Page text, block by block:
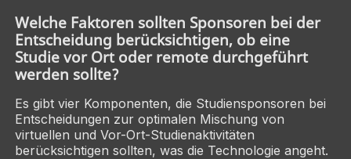
Welche Faktoren sollten Sponsoren bei der
Entscheidung berücksichtigen, ob eine
Studie vor Ort oder remote durchgeführt
werden sollte?
Es gibt vier Komponenten, die Studiensponsoren bei
Entscheidungen zur optimalen Mischung von
virtuellen und Vor-Ort-Studienaktivitäten
berücksichtigen sollten, was die Technologie angeht.